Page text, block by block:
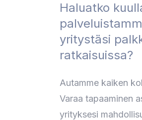
Haluatko
yritystäsi
ratkaisuissa?
Autamme kaiken
Varaa tapaaminen
yrityksesi